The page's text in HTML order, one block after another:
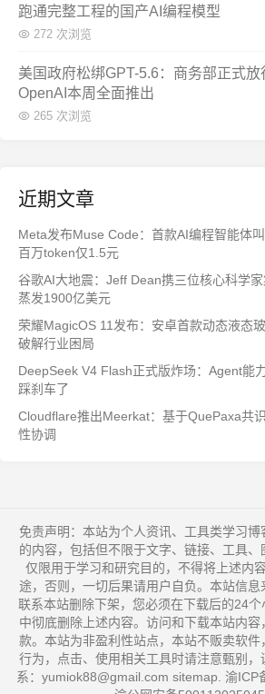
跑通完整工程的国产AI编程模型
272 次浏览
美国政府松绑GPT-5.6：商务部正式放
OpenAI本周全面推出
265 次浏览
近期文章
Meta发布Muse Code：首款AI编程智能体
百万token仅1.5元
谷歌AI大地震：Jeff Dean携三位核心科学
蒸发1900亿美元
荣耀MagicOS 11发布：安卓首款动态液态
破解行业困局
DeepSeek V4 Flash正式版炸场：Agent能
踩刹车了
Cloudflare推出Meerkat：基于QuePaxa共
性协调
免责声明：本站为个人资讯、工具类学习
的内容，包括但不限于文字、链接、工具
仅限用于学习和研究目的，不得将上述内
途，否则，一切后果请用户自负。本站信
联系本站删除下架，您必须在下载后的24
中彻底删除上述内容。访问和下载本站内
款。本站为非盈利性站点，本站不贩卖软
行为，点击、使用相关工具时请注意甄别
系：yumiok88@gmail.com sitemap 渝ICP